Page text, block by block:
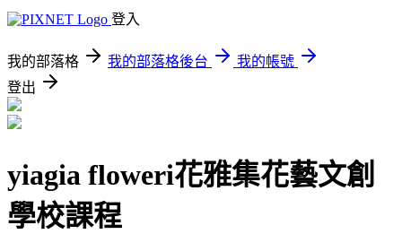
登入
我的部落格 我的部落格後台
我的帳號
登出
yiagia floweri花雅集花藝文創
學校課程